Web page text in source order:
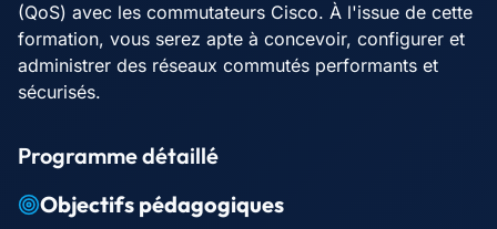
(QoS) avec les commutateurs Cisco. À l'issue de cette
formation, vous serez apte à concevoir, configurer et
administrer des réseaux commutés performants et
sécurisés.
Programme détaillé
Objectifs pédagogiques